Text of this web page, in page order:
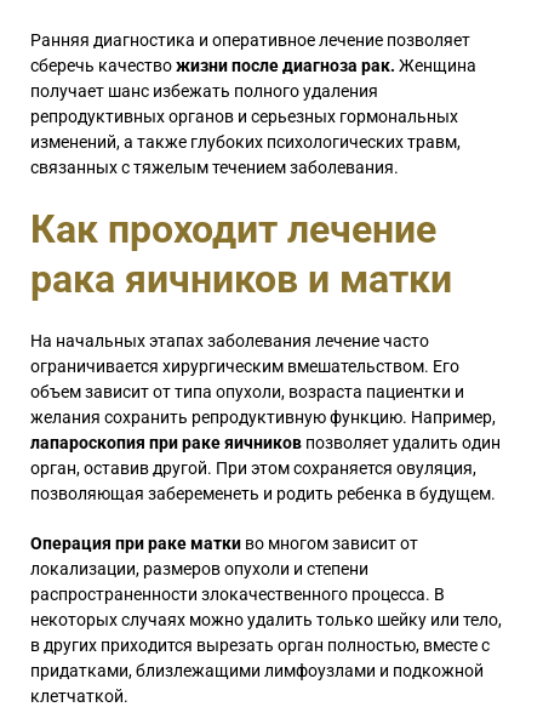
Ранняя диагностика и оперативное лечение позволяет
сберечь качествожизни после диагноза рак. Женщина
получает шанс избежать полного удаления
репродуктивных органов и серьезных гормональных
изменений, а также глубоких психологических травм,
связанных с тяжелым течением заболевания.
Как проходит лечение
рака яичников и матки
На начальных этапах заболевания лечение часто
ограничивается хирургическим вмешательством. Его
объем зависит от типа опухоли, возраста пациентки и
желания сохранить репродуктивную функцию. Например,
лапароскопия при раке яичников позволяет удалить один
орган, оставив другой. При этом сохраняется овуляция,
позволяющая забеременеть и родить ребенка в будущем.
Операция при раке матки во многом зависит от
локализации, размеров опухоли и степени
распространенности злокачественного процесса. В
некоторых случаях можно удалить только шейку или тело,
в других приходится вырезать орган полностью, вместе с
придатками, близлежащими лимфоузлами и подкожной
клетчаткой.